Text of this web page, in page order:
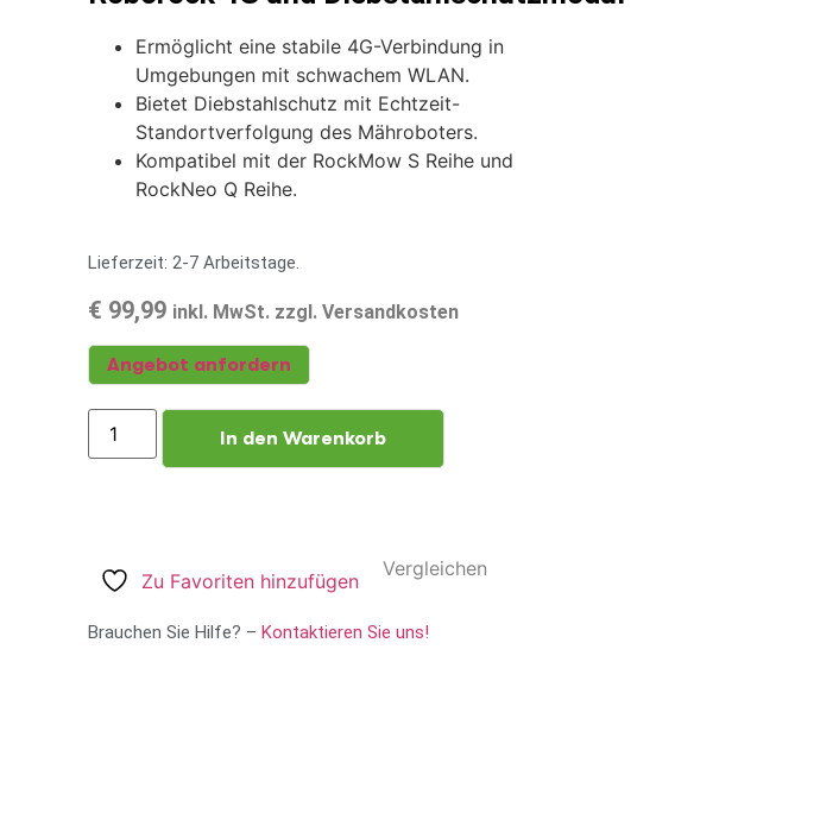
Ermöglicht eine stabile 4G-Verbindung in
Umgebungen mit schwachem WLAN.
Bietet Diebstahlschutz mit Echtzeit-
Standortverfolgung des Mähroboters.
Kompatibel mit der RockMow S Reihe und
RockNeo Q Reihe.
Lieferzeit: 2-7 Arbeitstage.
€ 99,99 inkl. MwSt. zzgl. Versandkosten
Angebot anfordern
In den Warenkorb
Zu Favoriten hinzufügen
Vergleichen
Brauchen Sie Hilfe? – Kontaktieren Sie uns!